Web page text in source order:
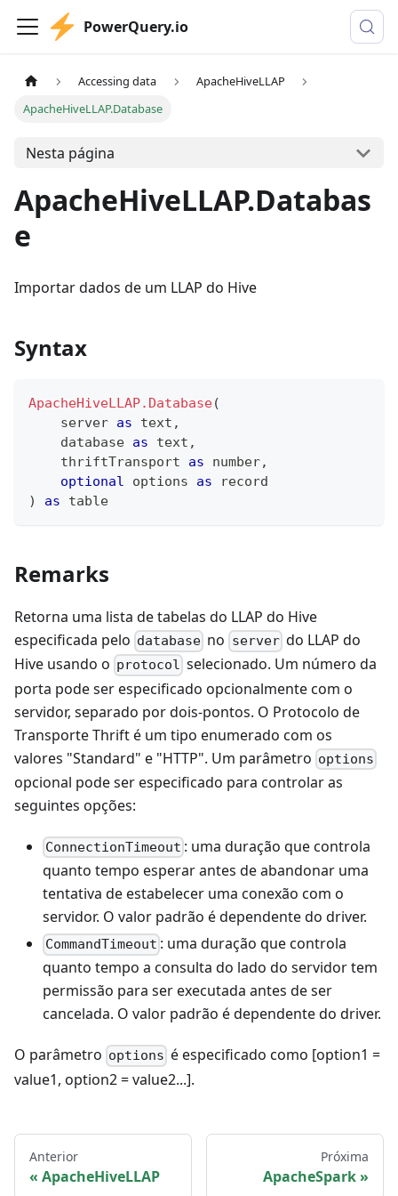
PowerQuery.io
Accessing data
ApacheHiveLLAP
ApacheHiveLLAP.Database
Nesta página
ApacheHiveLLAP.Databas
e
Importar dados de um LLAP do Hive
Syntax
ApacheHiveLLAP.Database(
    server
as text ,
    database
as text ,
    thriftTransport
as number,
optional options as
record
)
as table
Remarks
Retorna uma lista de tabelas do LLAP do Hive
especificada pelo database no serverdo LLAP do
Hive usando o protocol selecionado. Um número da
porta pode ser especificado opcionalmente com o
servidor, separado por dois-pontos. O Protocolo de
Transporte Thrift é um tipo enumerado com os
valores "Standard" e "HTTP". Um parâmetro options
opcional pode ser especificado para controlar as
seguintes opções:
ConnectionTimeout : uma duração que controla
quanto tempo esperar antes de abandonar uma
tentativa de estabelecer uma conexão com o
servidor. O valor padrão é dependente do driver.
CommandTimeout : uma duração que controla
quanto tempo a consulta do lado do servidor tem
permissão para ser executada antes de ser
cancelada. O valor padrão é dependente do driver.
O parâmetro options é especificado como [option1 =
value1, option2 = value2...].
Anterior
ApacheHiveLLAP
Próxima
ApacheSpark